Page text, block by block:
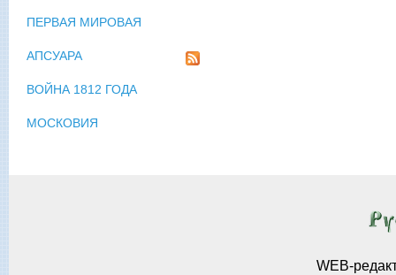
ПЕРВАЯ МИРОВАЯ
АПСУАРА
ВОЙНА 1812 ГОДА
МОСКОВИЯ
WEB-